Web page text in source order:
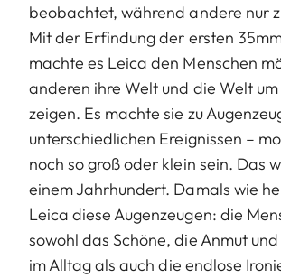
beobachtet, während andere nur
Mit der Erfindung der ersten
machte es Leica den Menschen
anderen ihre Welt und die Welt um
zeigen. Es machte sie zu
unterschiedlichen Ereignissen –
noch so groß oder klein sein. Das
einem Jahrhundert. Damals wie
Leica diese Augenzeugen: die
sowohl das Schöne, die Anmut
im Alltag als auch die endlose